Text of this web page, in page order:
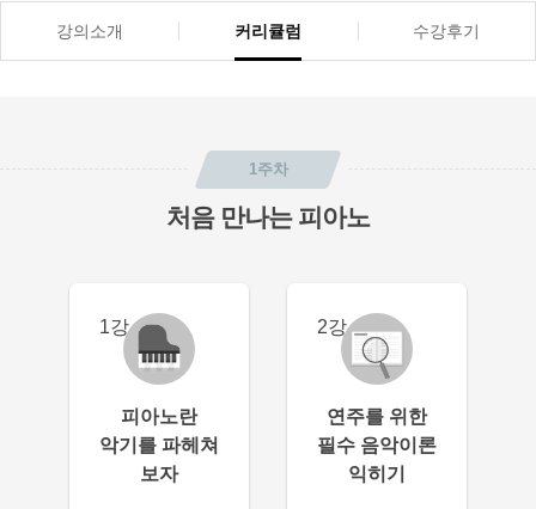
강의소개 커리큘럼 수강후기
1주차
처음 만나는 피아노
1강
피아노란
악기를 파헤쳐
보자
2강
연주를 위한
필수 음악이론
익히기